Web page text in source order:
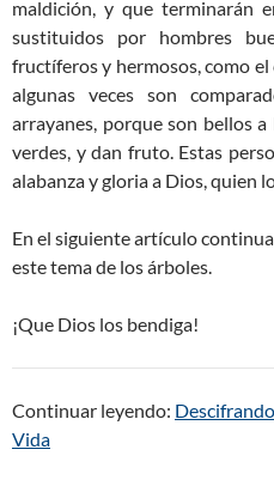
maldición, y que terminarán
sustituidos por hombres
fructíferos y hermosos, como
algunas veces son
arrayanes, porque son bellos
verdes, y dan fruto. Estas
alabanza y gloria a Dios, quien
En el siguiente artículo
este tema de los árboles.
¡Que Dios los bendiga!
Continuar leyendo:
Vida